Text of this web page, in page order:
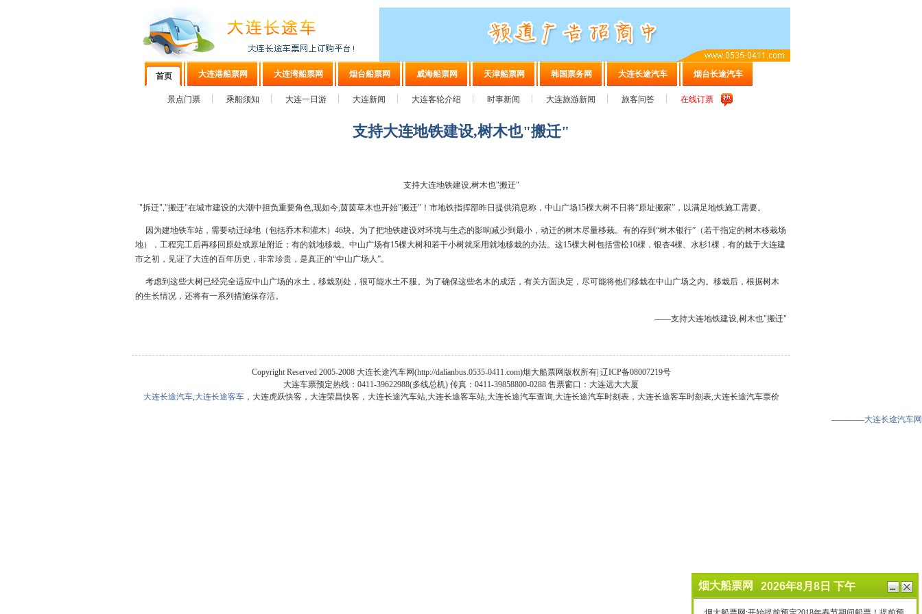
首页 大连港船票网 大连湾船票网 烟台船票网 威海船票网 天津船票网 韩国票务网 大连长途汽车 烟台长途汽车
景点门票 乘船须知 大连一日游 大连新闻 大连客轮介绍 时事新闻 大连旅游新闻 旅客问答 在线订票
支持大连地铁建设,树木也"搬迁"
支持大连地铁建设,树木也"搬迁"
"拆迁","搬迁"在城市建设的大潮中担负重要角色,现如今,茵茵草木也开始"搬迁"！市地铁指挥部昨日提供消息称，中山广场15棵大树不日将“原址搬家”，以满足地铁施工需要。
因为建地铁车站，需要动迁绿地（包括乔木和灌木）46块。为了把地铁建设对环境与生态的影响减少到最小，动迁的树木尽量移栽。有的存到“树木银行”（若干指定的树木移栽场
地），工程完工后再移回原处或原址附近；有的就地移栽。中山广场有15棵大树和若干小树就采用就地移栽的办法。这15棵大树包括雪松10棵，银杏4棵、水杉1棵，有的栽于大连建
市之初，见证了大连的百年历史，非常珍贵，是真正的“中山广场人”。
考虑到这些大树已经完全适应中山广场的水土，移栽别处，很可能水土不服。为了确保这些名木的成活，有关方面决定，尽可能将他们移栽在中山广场之内。移栽后，根据树木
的生长情况，还将有一系列措施保存活。
——支持大连地铁建设,树木也"搬迁"
Copyright Reserved 2005-2008 大连长途汽车网(http://dalianbus.0535-0411.com)烟大船票网版权所有| 辽ICP备08007219号
大连车票预定热线：0411-39622988(多线总机) 传真：0411-39858800-0288 售票窗口：大连远大大厦
大连长途汽车,大连长途客车，大连虎跃快客，大连荣昌快客，大连长途汽车站,大连长途客车站,大连长途汽车查询,大连长途汽车时刻表，大连长途客车时刻表,大连长途汽车票价
————大连长途汽车网
闭
最
小
化